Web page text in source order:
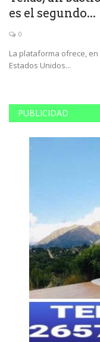
es el segundo...
0
La plataforma ofrece,
Estados Unidos...
PUBLICIDAD